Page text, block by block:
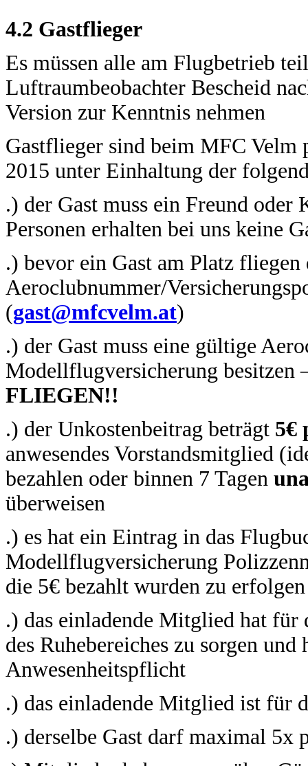
4.2 Gastflieger
Es müssen alle am Flugbetrieb
Luftraumbeobachter Bescheid
Version zur Kenntnis nehmen
Gastflieger sind beim MFC Velm
2015 unter Einhaltung der
.) der Gast muss ein Freund
Personen erhalten bei uns keine
.) bevor ein Gast am Platz
Aeroclubnummer/
(gast@mfcvelm.at)
.) der Gast muss eine gültige
Modellflugversicherung besitzen
FLIEGEN!!
.) der Unkostenbeitrag beträgt 5€
anwesendes Vorstandsmitglied
bezahlen oder binnen 7 Tagen
überweisen
.) es hat ein Eintrag in das
Modellflugversicherung
die 5€ bezahlt wurden zu erfolgen
.) das einladende Mitglied hat
des Ruhebereiches zu sorgen
Anwesenheitspflicht
.) das einladende Mitglied ist für
.) derselbe Gast darf maximal 5x